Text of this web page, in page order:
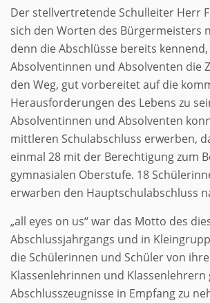
Der stellvertretende Schulleiter Herr
sich den Worten des Bürgermeisters
denn die Abschlüsse bereits
Absolventinnen und Absolventen die
den Weg, gut vorbereitet auf die
Herausforderungen des Lebens zu
Absolventinnen und Absolventen
mittleren Schulabschluss erwerben,
einmal 28 mit der Berechtigung zum
gymnasialen Oberstufe. 18
erwarben den Hauptschulabschluss
„all eyes on us“ war das Motto des
Abschlussjahrgangs und in
die Schülerinnen und Schüler von
Klassenlehrinnen und
Abschlusszeugnisse in Empfang zu